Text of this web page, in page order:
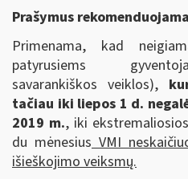
Prašymus
Primenama, kad
patyrusiems
savarankiškos veiklos),
tačiau iki liepos 1 d.
2019 m., iki
du mėnesius VMI
išieškojimo veiksmų.